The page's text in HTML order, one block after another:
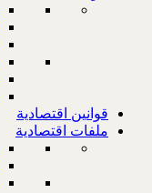
قوانين اقتصادية
ملفات اقتصادية